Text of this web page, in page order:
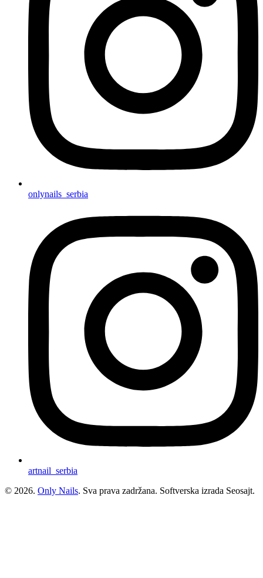
onlynails_serbia
artnail_serbia
© 2026. Only Nails. Sva prava zadržana. Softverska izrada Seosajt.